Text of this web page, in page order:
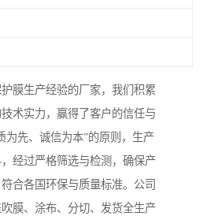
膜生产经验的厂家，我们积累
术实力，赢得了客户的信任与
为先、诚信为本”的原则，生产
经过严格筛选与检测，确保产
合各国环保与质量标准。公司
膜、涂布、分切、发货全生产